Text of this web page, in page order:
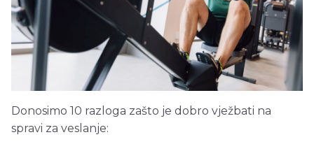
Donosimo 10 razloga zašto je dobro vježbati na
spravi za veslanje: